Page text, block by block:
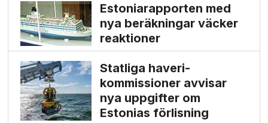
Estonia­rapporten med
nya beräkningar väcker
reaktioner
Statliga haveri­
kommissioner avvisar
nya uppgifter om
Estonias förlisning